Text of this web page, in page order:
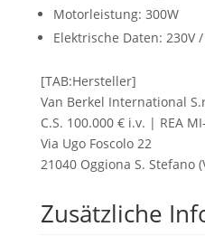
Motorleistung: 300W
Elektrische Daten: 230V
[TAB:Hersteller]
Van Berkel International
C.S. 100.000 € i.v. | REA
Via Ugo Foscolo 22
21040 Oggiona S. Stefano
Zusätzliche